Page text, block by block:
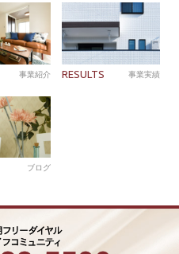
事業紹介 RESULTS 事業実績
ブログ